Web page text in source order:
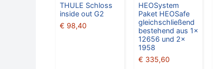
THULE Schloss
inside out G2
€ 98,40
HEOSystem
Paket HEOSafe
gleichschließend
bestehend aus 1x
12656 und 2x
1958
€ 335,60